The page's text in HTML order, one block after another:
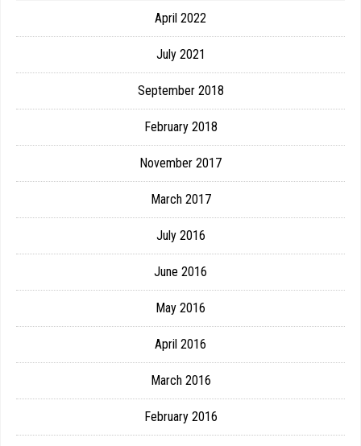
April 2022
July 2021
September 2018
February 2018
November 2017
March 2017
July 2016
June 2016
May 2016
April 2016
March 2016
February 2016